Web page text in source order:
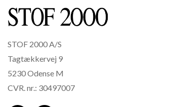
STOF 2000 A/S
Tagtækkervej 9
5230 Odense M
CVR. nr.: 30497007